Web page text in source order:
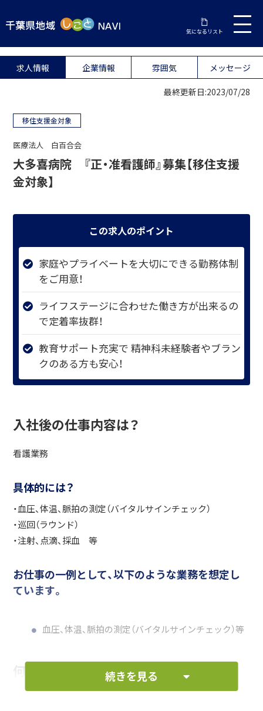
気になるリスト
求人情報 企業情報 雰囲気 メッセージ
最終更新日:2023/07/28
移住支援金対象
医療法人 白百合会
大多喜病院 『正・准看護師』募集【移住支援
金対象】
この求人のポイント
家庭やプライベートを大切にできる勤務体制
をご用意！
ライフステージに合わせた働き方が出来るの
で定着率抜群！
教育サポート充実で 精神科未経験者やブラン
クのある方も安心！
入社後の仕事内容は？
看護業務
具体的には？
・血圧、体温、脈拍の測定（バイタルサインチェック）
・巡回（ラウンド）
・注射、点滴、採血 等
お仕事の一例として、以下のような業務を想定し
ています。
血圧、体温、脈拍の測定（バイタルサインチェック）等
何をしている会社？続きを見る